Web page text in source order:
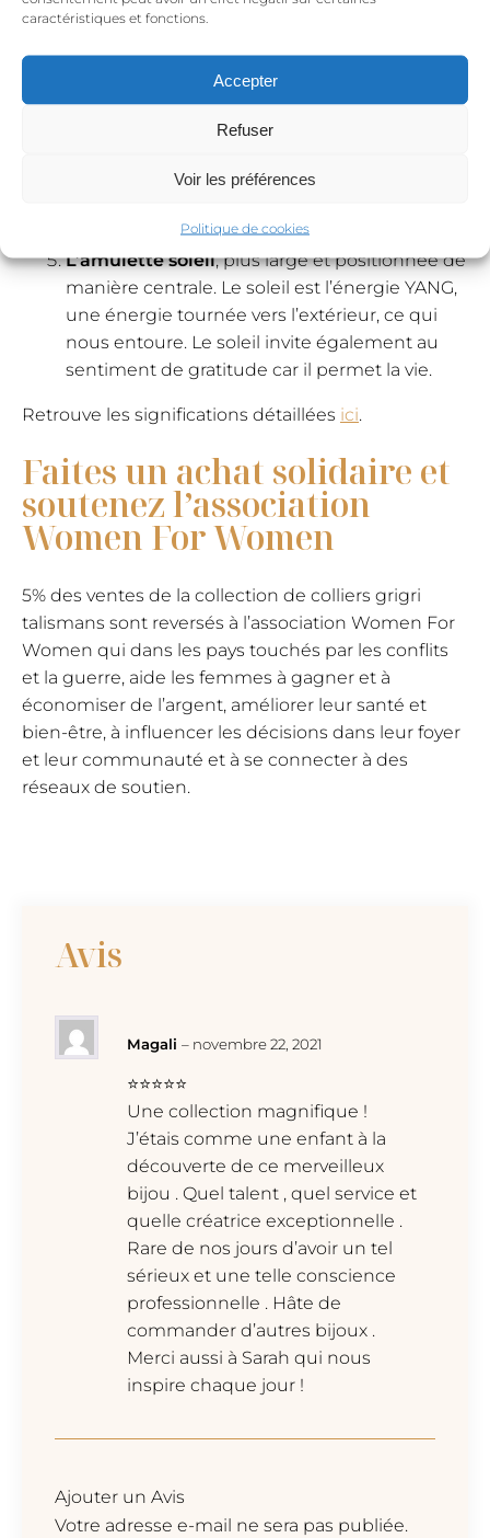
caractéristiques et fonctions.
Accepter
Refuser
Voir les préférences
Politique de cookies
l’énergie féminine par excellence. De par son
création : quelle est la vie que tu veux te créer
porte chance car elle agit comme un guide
dans notre vie.
L’amulette soleil, plus large et positionnée de
manière centrale. Le soleil est l’énergie YANG,
une énergie tournée vers l’extérieur, ce qui
nous entoure. Le soleil invite également au
sentiment de gratitude car il permet la vie.
Retrouve les significations détaillées ici.
Faites un achat solidaire et
soutenez l’association
Women For Women
5% des ventes de la collection de colliers grigri
talismans sont reversés à l’association Women For
Women qui dans les pays touchés par les conflits
et la guerre, aide les femmes à gagner et à
économiser de l’argent, améliorer leur santé et
bien-être, à influencer les décisions dans leur foyer
et leur communauté et à se connecter à des
réseaux de soutien.
Avis
Magali – novembre 22, 2021
⭐⭐⭐⭐⭐
Une collection magnifique !
J’étais comme une enfant à la
découverte de ce merveilleux
bijou . Quel talent , quel service et
quelle créatrice exceptionnelle .
Rare de nos jours d’avoir un tel
sérieux et une telle conscience
professionnelle . Hâte de
commander d’autres bijoux .
Merci aussi à Sarah qui nous
inspire chaque jour !
Ajouter un Avis
Votre adresse e-mail ne sera pas publiée.